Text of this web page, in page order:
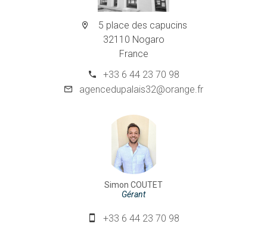
5 place des capucins
32110 Nogaro
France
+33 6 44 23 70 98
agencedupalais32@orange.fr
Simon COUTET
Gérant
+33 6 44 23 70 98